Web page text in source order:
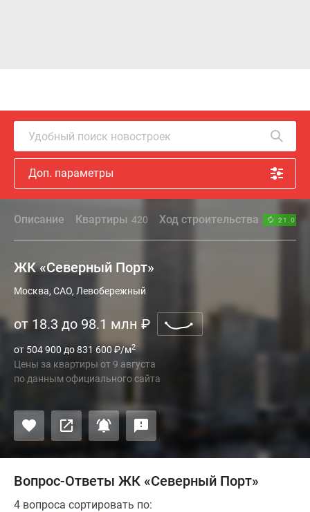
Удобный поиск новостроек
Доп. параметры
Описание Квартиры 420 Ход строительства
ЖК «Северный Порт»
Москва, САО, Левобережный
от 18.3 до 98.1 млн ₽
от 504 900 до 831 600 ₽/м2
Цены за квартиры от 9 августа
по данным официального сайта
Вопрос-Ответы ЖК «Северный Порт»
4 вопроса сортировать по: